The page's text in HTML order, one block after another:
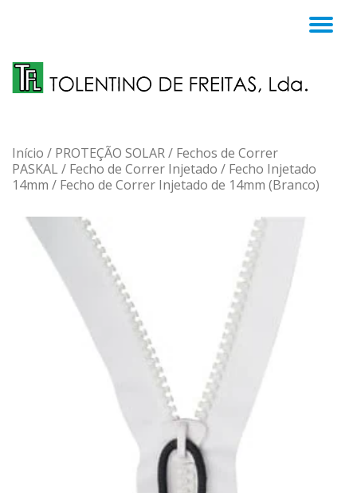
content
Início / PROTEÇÃO SOLAR/ Fechos de Correr
PASKAL / Fecho de Correr Injetado / Fecho Injetado
14mm / Fecho de Correr Injetado de 14mm (Branco)